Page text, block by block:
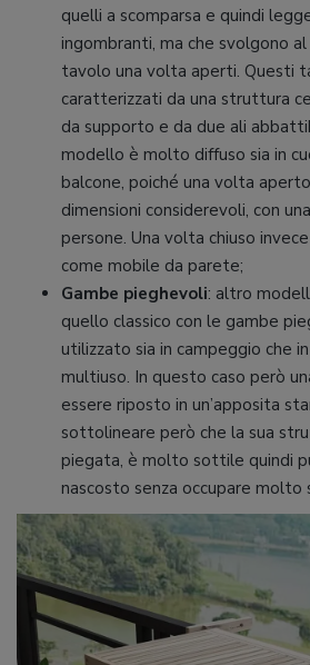
quelli a scomparsa e quindi
ingombranti, ma che svolgono
tavolo una volta aperti. Questi
caratterizzati da una struttura
da supporto e da due ali
modello è molto diffuso sia in
balcone, poiché una volta
dimensioni considerevoli, con
persone. Una volta chiuso
come mobile da parete;
Gambe pieghevoli: altro
quello classico con le gambe
utilizzato sia in campeggio che
multiuso. In questo caso però
essere riposto in un’apposita
sottolineare però che la sua
piegata, è molto sottile quindi
nascosto senza occupare molto